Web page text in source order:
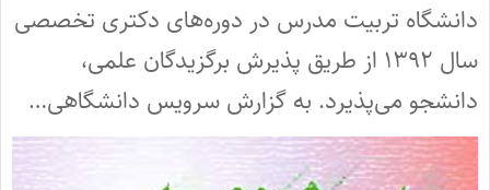
دانشگاه تربیت مدرس در دوره‌های دکتری تخصصی
سال ۱۳۹۲ از طریق پذیرش برگزیدگان علمی،‌
دانشجو می‌پذیرد. به گزارش سرویس دانشگاهی…